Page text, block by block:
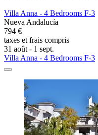
Villa Anna - 4 Bedrooms F-3
Nueva Andalucía
794 €
taxes et frais compris
31 août - 1 sept.
Villa Anna - 4 Bedrooms F-3